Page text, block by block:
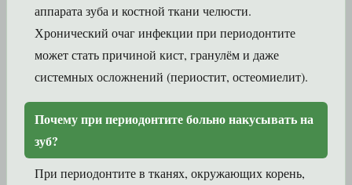
аппарата зуба и костной ткани челюсти.
Хронический очаг инфекции при периодонтите
может стать причиной кист, гранулём и даже
системных осложнений (периостит, остеомиелит).
Почему при периодонтите больно накусывать на
зуб?
При периодонтите в тканях, окружающих корень,